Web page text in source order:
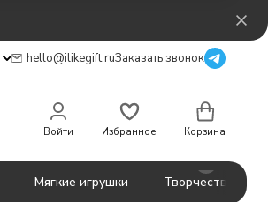
hello@ilikegift.ruЗаказать звонок
Войти Избранное Корзина
Мягкие игрушки Творчество